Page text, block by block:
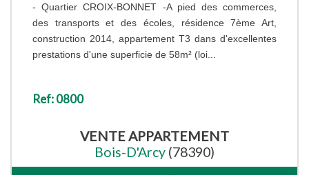
- Quartier CROIX-BONNET -A pied des commerces,
des transports et des écoles, résidence 7ème Art,
construction 2014, appartement T3 dans d'excellentes
prestations d'une superficie de 58m² (loi...
Ref: 0800
VENTEAPPARTEMENT
Bois-D'Arcy (78390)